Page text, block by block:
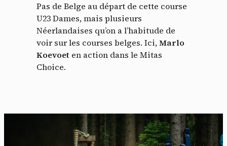
Pas de Belge au départ de cette course
U23 Dames, mais plusieurs
Néerlandaises qu’on a l’habitude de
voir sur les courses belges. Ici,Marlo
Koevoet en action dans le Mitas
Choice.
Panneau de gestion des
cookies
Politique de confidentialité